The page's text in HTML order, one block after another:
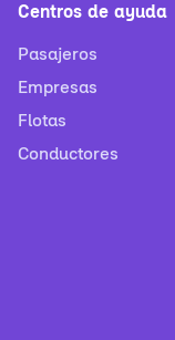
Centros de ayuda
Pasajeros
Empresas
Flotas
Conductores